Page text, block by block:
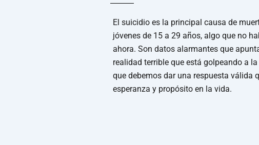
El suicidio es la principal causa de
jóvenes de 15 a 29 años, algo que no
ahora. Son datos alarmantes que
realidad terrible que está golpeando a
que debemos dar una respuesta válida
esperanza y propósito en la vida.